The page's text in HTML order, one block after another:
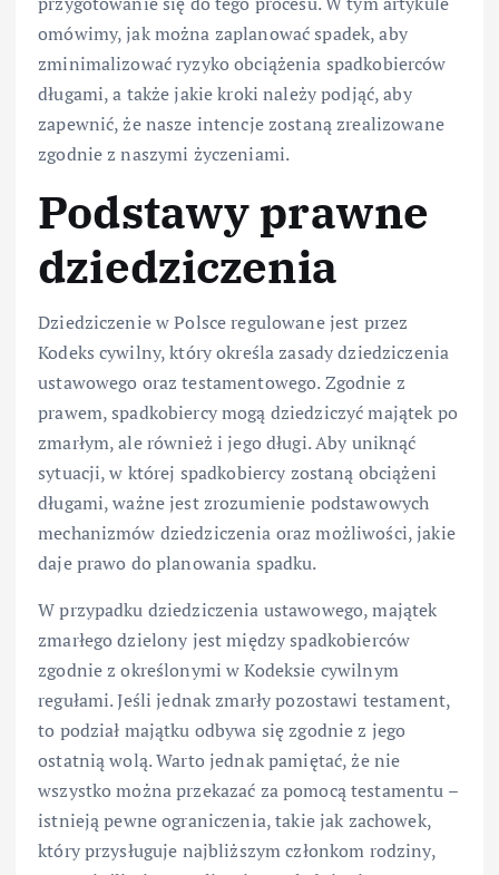
omówimy, jak można zaplanować spadek, aby
zminimalizować ryzyko obciążenia spadkobierców
długami, a także jakie kroki należy podjąć, aby
zapewnić, że nasze intencje zostaną zrealizowane
zgodnie z naszymi życzeniami.
Podstawy prawne
dziedziczenia
Dziedziczenie w Polsce regulowane jest przez
Kodeks cywilny, który określa zasady dziedziczenia
ustawowego oraz testamentowego. Zgodnie z
prawem, spadkobiercy mogą dziedziczyć majątek po
zmarłym, ale również i jego długi. Aby uniknąć
sytuacji, w której spadkobiercy zostaną obciążeni
długami, ważne jest zrozumienie podstawowych
mechanizmów dziedziczenia oraz możliwości, jakie
daje prawo do planowania spadku.
W przypadku dziedziczenia ustawowego, majątek
zmarłego dzielony jest między spadkobierców
zgodnie z określonymi w Kodeksie cywilnym
regułami. Jeśli jednak zmarły pozostawi testament,
to podział majątku odbywa się zgodnie z jego
ostatnią wolą. Warto jednak pamiętać, że nie
wszystko można przekazać za pomocą testamentu –
istnieją pewne ograniczenia, takie jak zachowek,
który przysługuje najbliższym członkom rodziny,